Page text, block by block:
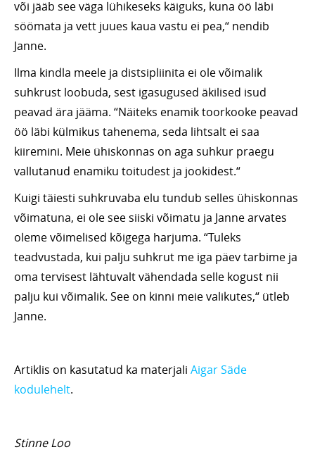
või jääb see väga lühikeseks käiguks, kuna öö läbi
söömata ja vett juues kaua vastu ei pea,“ nendib
Janne.
Ilma kindla meele ja distsipliinita ei ole võimalik
suhkrust loobuda, sest igasugused äkilised isud
peavad ära jääma. “Näiteks enamik toorkooke peavad
öö läbi külmikus tahenema, seda lihtsalt ei saa
kiiremini. Meie ühiskonnas on aga suhkur praegu
vallutanud enamiku toitudest ja jookidest.“
Kuigi täiesti suhkruvaba elu tundub selles ühiskonnas
võimatuna, ei ole see siiski võimatu ja Janne arvates
oleme võimelised kõigega harjuma. “Tuleks
teadvustada, kui palju suhkrut me iga päev tarbime ja
oma tervisest lähtuvalt vähendada selle kogust nii
palju kui võimalik. See on kinni meie valikutes,“ ütleb
Janne.
Artiklis on kasutatud ka materjali Aigar Säde
kodulehelt.
Stinne Loo